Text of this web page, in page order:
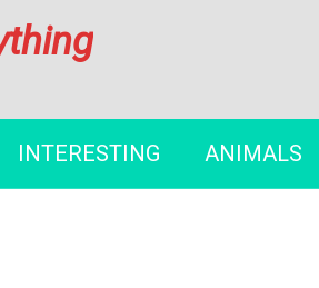
INTERESTING ANIMALS